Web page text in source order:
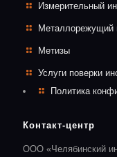
Измерительный
Металлорежущий
Метизы
Услуги поверки
Политика
Контакт-центр
ООО «Челябинский